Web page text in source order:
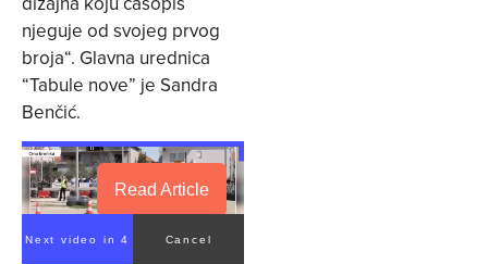
njeguje od svojeg prvog
broja“. Glavna urednica
“Tabule nove” je Sandra
Benčić.
Read Article
Next video in 4 Cancel